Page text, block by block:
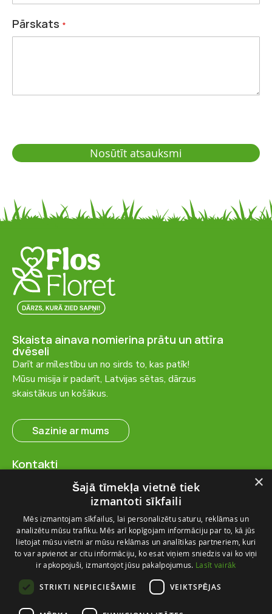
Pārskats
Nosūtīt atsauksmi
Skaista ainava nomierina prātu un attīra
dvēseli
Darīt ar mīlestību un no sirds to, kas patīk!
Mūsu misija ir padarīt, Latvijas sētas, dārzus
skaistākus un košākus.
Sazinie ar mums
Kontakti
Ventspils nov., Ugāles pag.,
Ugāle, “Salas” – 23, LV-3615
+371 28 767 262
info@flosfloret.com
Noderīga informācija
Par mums
Piegādes un atgriešana
Kontakti
×
Šajā tīmekļa vietnē tiek
izmantoti sīkfaili
Mēs izmantojam sīkfailus, lai personalizētu saturu, reklāmas un
analizētu mūsu trafiku. Mēs arī kopīgojam informāciju par to, kā jūs
lietojat mūsu vietni ar mūsu reklāmas un analītikas partneriem, kuri
to var apvienot ar citu informāciju, ko esat viņiem sniedzis vai ko viņi
ir apkopojuši, izmantojot jūsu pakalpojumus. Lasīt vairāk
STRIKTI NEPIECIEŠAMIE VEIKTSPĒJAS